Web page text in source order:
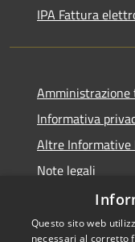
IPA Fattura
Informativa
Altre Informative
Note legali
Dichiarazione di
Questo sito web
necessari al corretto